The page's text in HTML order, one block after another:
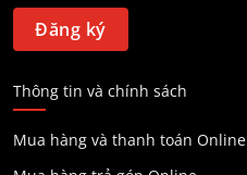
Thông tin và chính sách
Mua hàng và thanh toán Online